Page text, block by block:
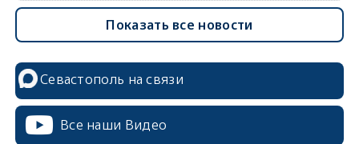
Показать все новости
Севастополь на связи
Все наши Видео